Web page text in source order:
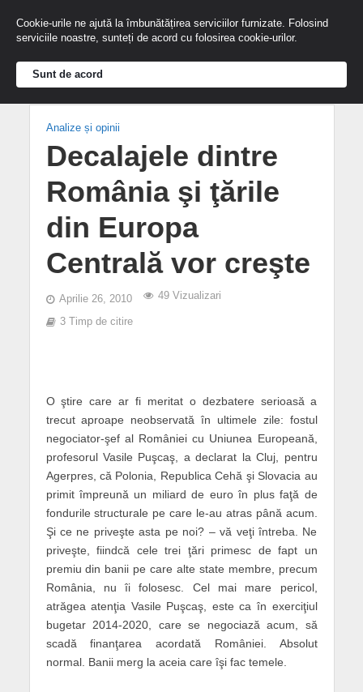
Analize și opinii
Decalajele dintre
România şi ţările
din Europa
Centrală vor creşte
Aprilie 26, 2010 49 Vizualizari
3 Timp de citire
O ştire care ar fi meritat o dezbatere serioasă a
trecut aproape neobservată în ultimele zile: fostul
negociator-şef al României cu Uniunea Europeană,
profesorul Vasile Puşcaş, a declarat la Cluj, pentru
Agerpres, că Polonia, Republica Cehă şi Slovacia au
primit împreună un miliard de euro în plus faţă de
fondurile structurale pe care le-au atras până acum.
Şi ce ne priveşte asta pe noi? – vă veţi întreba. Ne
priveşte, fiindcă cele trei ţări primesc de fapt un
premiu din banii pe care alte state membre, precum
România, nu îi folosesc. Cel mai mare pericol,
atrăgea atenţia Vasile Puşcaş, este ca în exerciţiul
bugetar 2014-2020, care se negociază acum, să
scadă finanţarea acordată României. Absolut
normal. Banii merg la aceia care îşi fac temele.
Cookie-urile ne ajută la îmbunătățirea serviciilor furnizate. Folosind
serviciile noastre, sunteți de acord cu folosirea cookie-urilor.
Sunt de acord